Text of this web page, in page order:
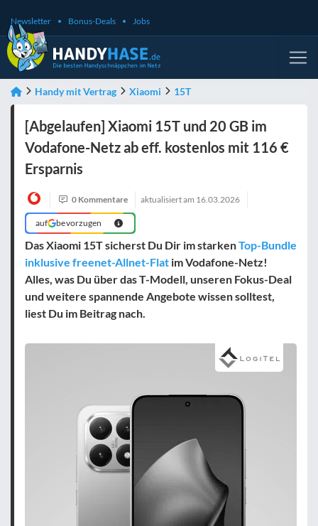
Newsletter Bonus-Deals Jobs
Handy mit Vertrag Xiaomi 15T
[Abgelaufen] Xiaomi 15T und 20 GB im
Vodafone-Netz ab eff. kostenlos mit 116 €
Ersparnis
0 Kommentare aktualisiert am 16.03.2026
auf bevorzugen
Das Xiaomi 15T sicherst Du Dir im starkenTop-Bundle
inklusive freenet-Allnet-Flat im Vodafone-Netz!
Alles, was Du über das T-Modell, unseren Fokus-Deal
und weitere spannende Angebote wissen solltest,
liest Du im Beitrag nach.